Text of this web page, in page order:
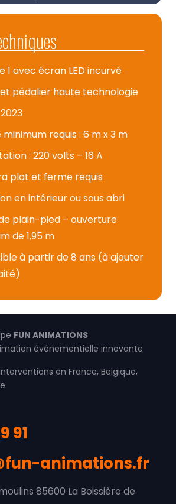
1 avec écran LED incurvé
pédalier haute technologie
minimum requis : 6 m x 3 m
: 220 volts – 16 A
plat et ferme requis
en intérieur ou sous abri
plain-pied – ouverture
de 1,95 m
à partir de 8 ans (à ajouter
FUN ANIMATIONS
événementielle innovante
en France, Belgique,
91
animations.fr
85600 La Boissière de